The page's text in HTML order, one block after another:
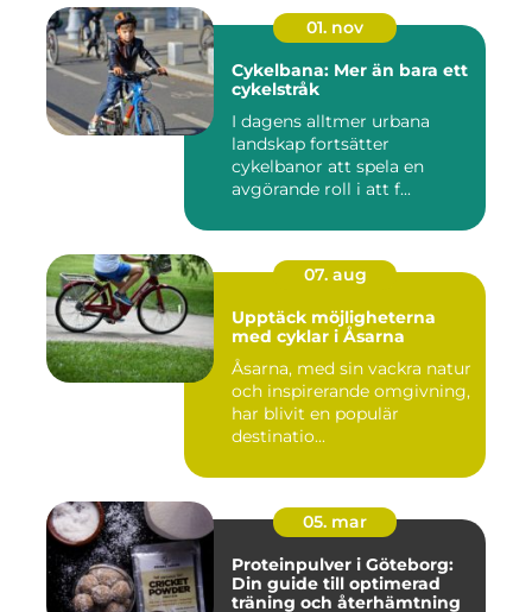
01. nov
Cykelbana: Mer än bara ett
cykelstråk
I dagens alltmer urbana
landskap fortsätter
cykelbanor att spela en
avgörande roll i att f...
07. aug
Upptäck möjligheterna
med cyklar i Åsarna
Åsarna, med sin vackra natur
och inspirerande omgivning,
har blivit en populär
destinatio...
05. mar
Proteinpulver i Göteborg:
Din guide till optimerad
träning och återhämtning